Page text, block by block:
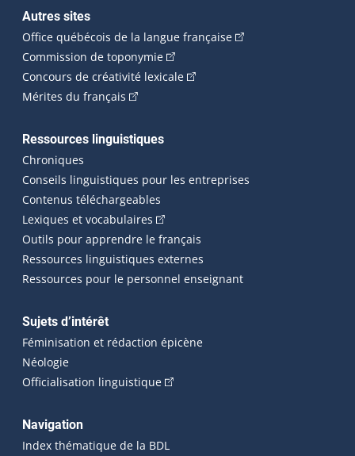
Autres sites
Office québécois de la langue française(Cet hyperlien
Commission de toponymie(Cet hyperlien externe s'ouvrira
Concours de créativité lexicale(Cet hyperlien externe
Mérites du français (Cet hyperlien externe s'ouvrira dans une
Ressources linguistiques
Chroniques
Conseils linguistiques pour les entreprises
Contenus téléchargeables
Lexiques et vocabulaires (Cet hyperlien externe s'ouvrira
Outils pour apprendre le français
Ressources linguistiques externes
Ressources pour le personnel enseignant
Sujets d’intérêt
Féminisation et rédaction épicène
Néologie
Officialisation linguistique(Cet hyperlien externe s'ouvrira
Navigation
Index thématique de la BDL